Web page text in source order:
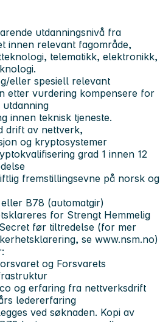
utdanningsnivå fra
innen relevant fagområde,
telematikk, elektronikk,
eller spesiell relevant
etter vurdering kompensere for
innen teknisk tjeneste.
drift av nettverk,
og kryptosystemer
grad 1 innen 12
fremstillingsevne på norsk og
B78 (automatgir)
for Strengt Hemmelig
før tiltredelse (for mer
se www.nsm.no)
og Forsvarets
og erfaring fra nettverksdrift
ledererfaring
ved søknaden. Kopi av